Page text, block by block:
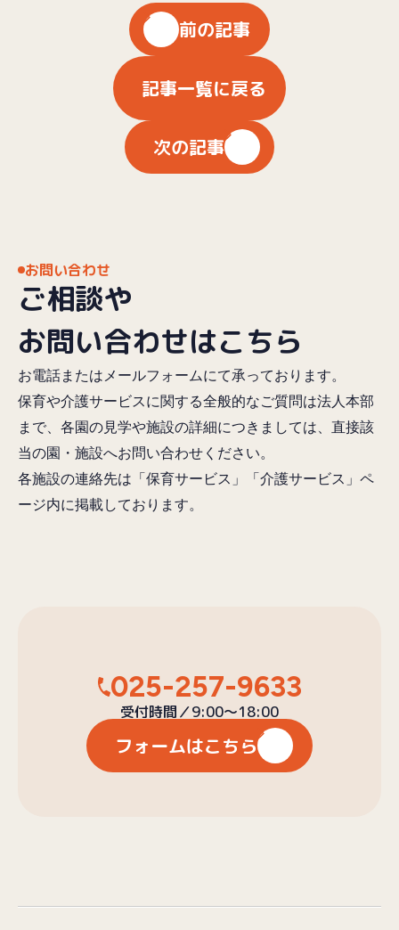
前の記事
記事一覧に戻る
次の記事
お問い合わせ
ご相談や
お問い合わせはこちら
お電話またはメールフォームにて承っております。
保育や介護サービスに関する全般的なご質問は法人本部
まで、各園の見学や施設の詳細につきましては、直接該
当の園・施設へお問い合わせください。
各施設の連絡先は「保育サービス」「介護サービス」ペ
ージ内に掲載しております。
025-257-9633
受付時間／9:00〜18:00
フォームはこちら